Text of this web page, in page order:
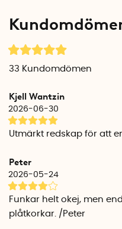
33 Kundomdömen
Kjell Wantzin
2026-06-30
Utmärkt redskap för att
Peter
2026-05-24
Funkar helt okej, men
plåtkorkar. /Peter